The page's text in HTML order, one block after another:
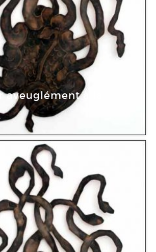
aveuglément à la